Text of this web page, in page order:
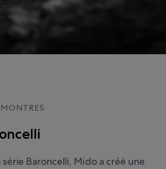
Baroncelli, Mido a créé une